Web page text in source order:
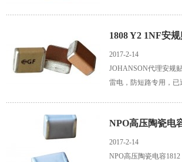
1808 Y2 1NF安
2017-2-14
JOHANSON代理安规
雷电，防短路专用，已
NPO高压陶瓷电
2017-2-14
NPO高压陶瓷电容